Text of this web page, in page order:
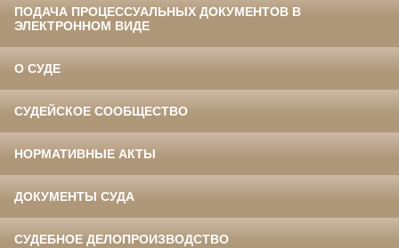
ПОДАЧА ПРОЦЕССУАЛЬНЫХ ДОКУМЕНТОВ В
ЭЛЕКТРОННОМ ВИДЕ
О СУДЕ
СУДЕЙСКОЕ СООБЩЕСТВО
НОРМАТИВНЫЕ АКТЫ
ДОКУМЕНТЫ СУДА
СУДЕБНОЕ ДЕЛОПРОИЗВОДСТВО